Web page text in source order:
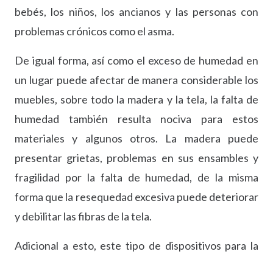
bebés, los niños, los ancianos y las personas con
problemas crónicos como el asma.
De igual forma, así como el exceso de humedad en
un lugar puede afectar de manera considerable los
muebles, sobre todo la madera y la tela, la falta de
humedad también resulta nociva para estos
materiales y algunos otros. La madera puede
presentar grietas, problemas en sus ensambles y
fragilidad por la falta de humedad, de la misma
forma que la resequedad excesiva puede deteriorar
y debilitar las fibras de la tela.
Adicional a esto, este tipo de dispositivos para la